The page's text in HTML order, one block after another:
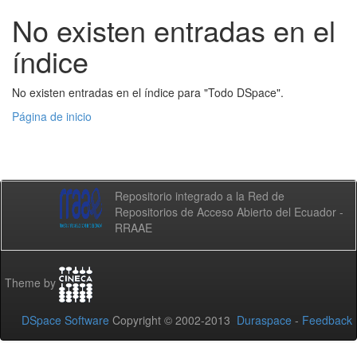
No existen entradas en el
índice
No existen entradas en el índice para "Todo DSpace".
Página de inicio
Repositorio integrado a la Red de
Repositorios de Acceso Abierto del Ecuador -
RRAAE
Theme by
DSpace Software Copyright © 2002-2013 Duraspace - Feedback